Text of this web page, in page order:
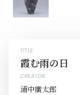
TITLE
霞む雨の日
CREATOR
浦中廣太郎